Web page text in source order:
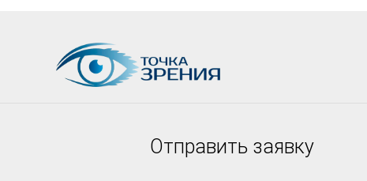
Отправить заявку